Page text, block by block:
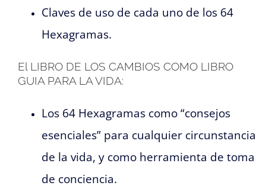
Claves de uso de cada uno de los 64
Hexagramas.
El LIBRO DE LOS CAMBIOS COMO LIBRO
GUIA PARA LA VIDA:
Los 64 Hexagramas como “consejos
esenciales” para cualquier circunstancia
de la vida, y como herramienta de toma
de conciencia.